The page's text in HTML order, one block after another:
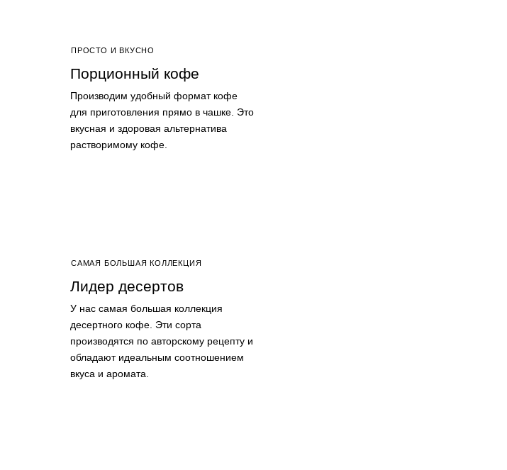
ПРОСТО И ВКУСНО
Порционный кофе
Производим удобный формат кофе
для приготовления прямо в чашке. Это
вкусная и здоровая альтернатива
растворимому кофе.
САМАЯ БОЛЬШАЯ КОЛЛЕКЦИЯ
Лидер десертов
У нас самая большая коллекция
десертного кофе. Эти сорта
производятся по авторскому рецепту и
обладают идеальным соотношением
вкуса и аромата.